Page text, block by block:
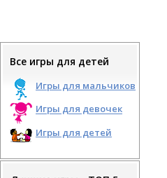
Все игры для детей
Игры для мальчиков
Игры для девочек
Игры для детей